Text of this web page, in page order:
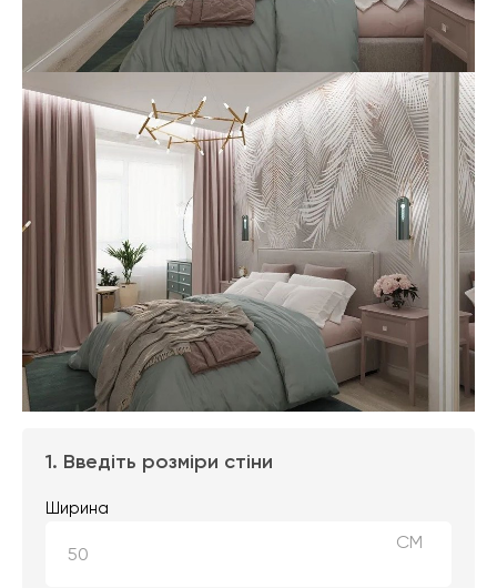
1. Введіть розміри стіни
Ширина
СМ